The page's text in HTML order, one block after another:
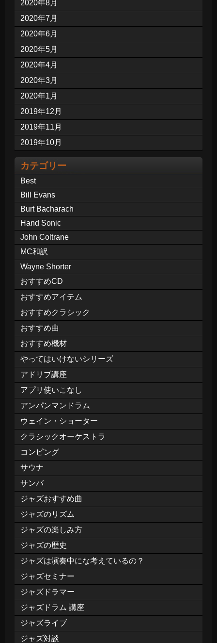
2020年8月
2020年7月
2020年6月
2020年5月
2020年4月
2020年3月
2020年1月
2019年12月
2019年11月
2019年10月
カテゴリー
Best
Bill Evans
Burt Bacharach
Hand Sonic
John Coltrane
MC和訳
Wayne Shorter
おすすめCD
おすすめアイテム
おすすめクラシック
おすすめ曲
おすすめ機材
やってはいけないシリーズ
アドリブ講座
アプリ使いこなし
アンパンマンドラム
ウェイン・ショーター
クラシックオーケストラ
コンピング
サウナ
サンバ
ジャズおすすめ曲
ジャズのリズム
ジャズの楽しみ方
ジャズの歴史
ジャズは演奏中にな考えているの？
ジャズセミナー
ジャズドラマー
ジャズドラム 講座
ジャズライブ
ジャズ対談